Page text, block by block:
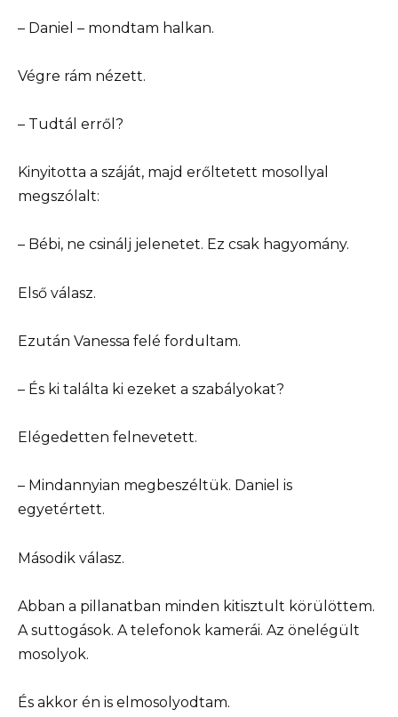
– Daniel – mondtam halkan.
Végre rám nézett.
– Tudtál erről?
Kinyitotta a száját, majd erőltetett mosollyal
megszólalt:
– Bébi, ne csinálj jelenetet. Ez csak hagyomány.
Első válasz.
Ezután Vanessa felé fordultam.
– És ki találta ki ezeket a szabályokat?
Elégedetten felnevetett.
– Mindannyian megbeszéltük. Daniel is
egyetértett.
Második válasz.
Abban a pillanatban minden kitisztult körülöttem.
A suttogások. A telefonok kamerái. Az önelégült
mosolyok.
És akkor én is elmosolyodtam.